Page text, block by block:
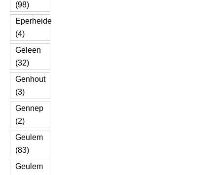
(98)
Eperheide
(4)
Geleen
(32)
Genhout
(3)
Gennep
(2)
Geulem
(83)
Geulem